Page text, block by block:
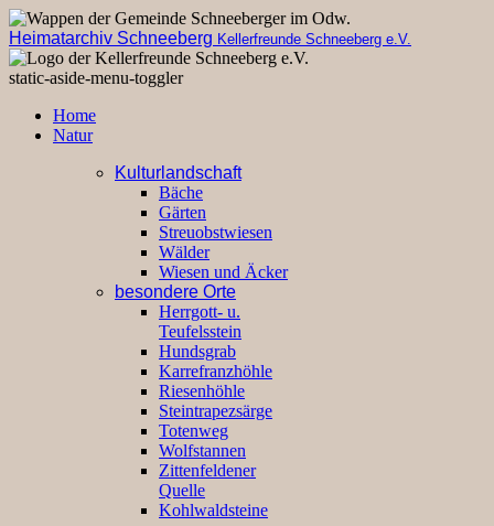
Heimatarchiv Schneeberg Kellerfreunde Schneeberg e.V.
static-aside-menu-toggler
Home
Natur
Kulturlandschaft
Bäche
Gärten
Streuobstwiesen
Wälder
Wiesen und Äcker
besondere Orte
Herrgott- u.
Teufelsstein
Hundsgrab
Karrefranzhöhle
Riesenhöhle
Steintrapezsärge
Totenweg
Wolfstannen
Zittenfeldener
Quelle
Kohlwaldsteine